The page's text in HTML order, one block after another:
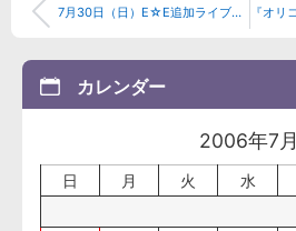
7月30日（日）E☆E追加ライブレポ
カレンダー
2006年7月
日 月 火 水